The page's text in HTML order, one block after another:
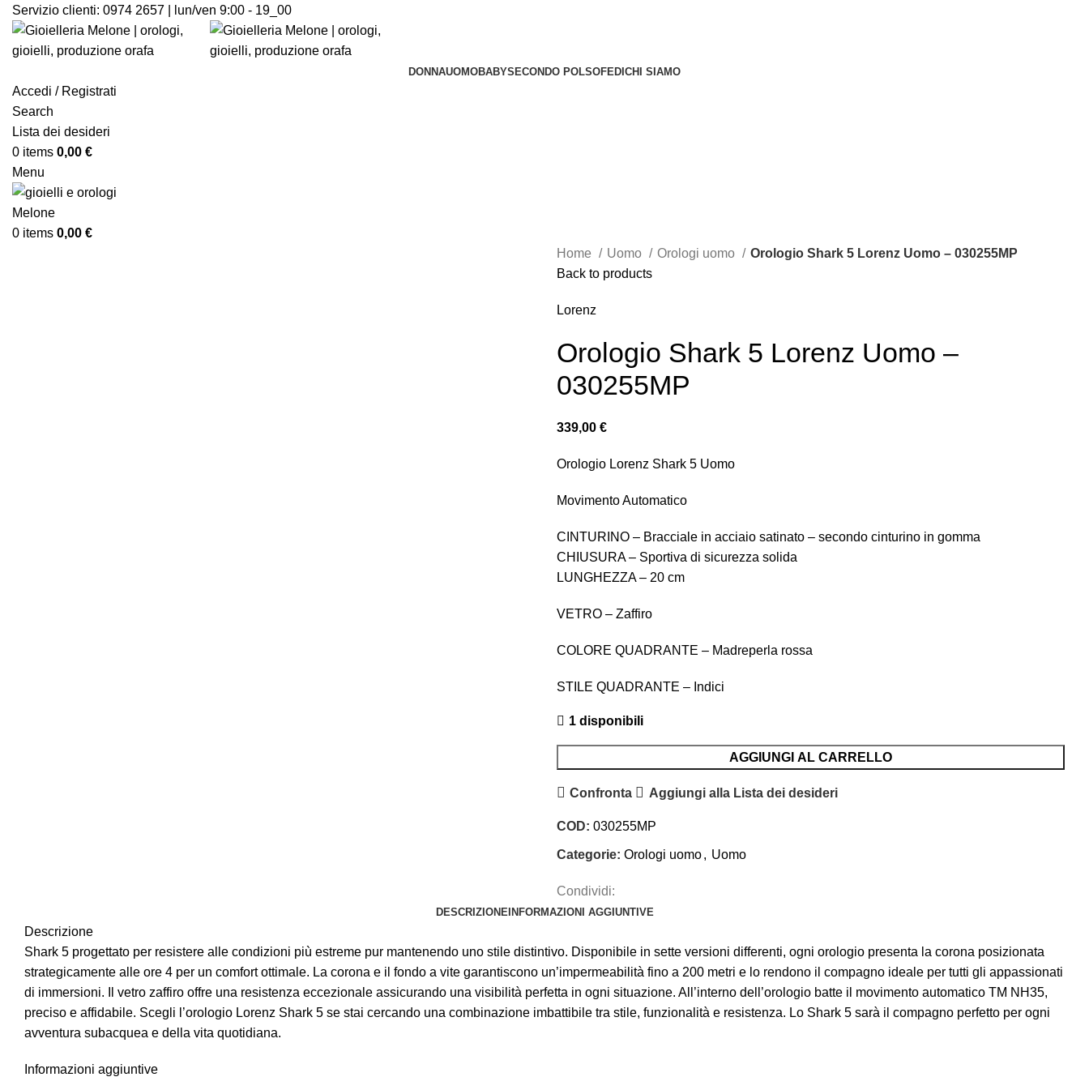
Servizio clienti: 0974 2657 | lun/ven 9:00 - 19_00
DONNAUOMOBABYSECONDO POLSOFEDI CHI SIAMO
Accedi / Registrati
Search
Lista dei desideri
0 items 0,00 €
Menu
0 items 0,00 €
Home Uomo Orologi uomo
Orologio Shark 5 Lorenz Uomo – 030255MP
Back to products
Lorenz
Orologio Shark 5 Lorenz Uomo –
030255MP
339,00 €
Orologio Lorenz Shark 5 Uomo
Movimento Automatico
CINTURINO – Bracciale in acciaio satinato – secondo cinturino in gomma
CHIUSURA – Sportiva di sicurezza solida
LUNGHEZZA – 20 cm
VETRO – Zaffiro
COLORE QUADRANTE – Madreperla rossa
STILE QUADRANTE – Indici
1 disponibili
AGGIUNGI AL CARRELLO
Confronta Aggiungi alla Lista dei desideri
COD: 030255MP
Categorie: Orologi uomo, Uomo
Condividi:
DESCRIZIONEINFORMAZIONI AGGIUNTIVE
Descrizione
Shark 5 progettato per resistere alle condizioni più estreme pur mantenendo uno stile distintivo. Disponibile in sette versioni differenti, ogni orologio presenta la corona posizionata
strategicamente alle ore 4 per un comfort ottimale. La corona e il fondo a vite garantiscono un’impermeabilità fino a 200 metri e lo rendono il compagno ideale per tutti gli appassionati
di immersioni. Il vetro zaffiro offre una resistenza eccezionale assicurando una visibilità perfetta in ogni situazione. All’interno dell’orologio batte il movimento automatico TM NH35,
preciso e affidabile. Scegli l’orologio Lorenz Shark 5 se stai cercando una combinazione imbattibile tra stile, funzionalità e resistenza. Lo Shark 5 sarà il compagno perfetto per ogni
avventura subacquea e della vita quotidiana.
Informazioni aggiuntive